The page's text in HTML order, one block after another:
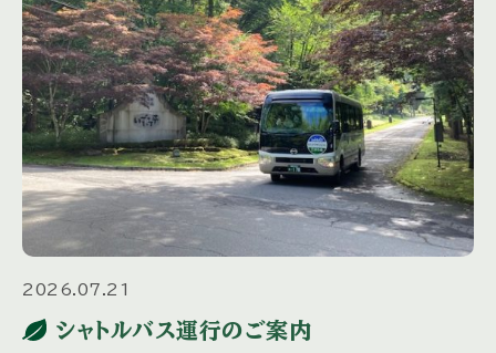
2026.07.21
シャトルバス運行のご案内